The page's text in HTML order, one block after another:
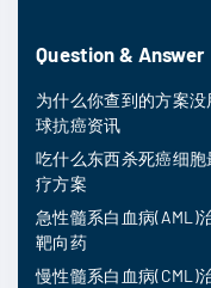
Question & Answer
为什么你查到的方案
球抗癌资讯
吃什么东西杀死癌细
疗方案
急性髓系白血病(AML)
靶向药
慢性髓系白血病(CML)